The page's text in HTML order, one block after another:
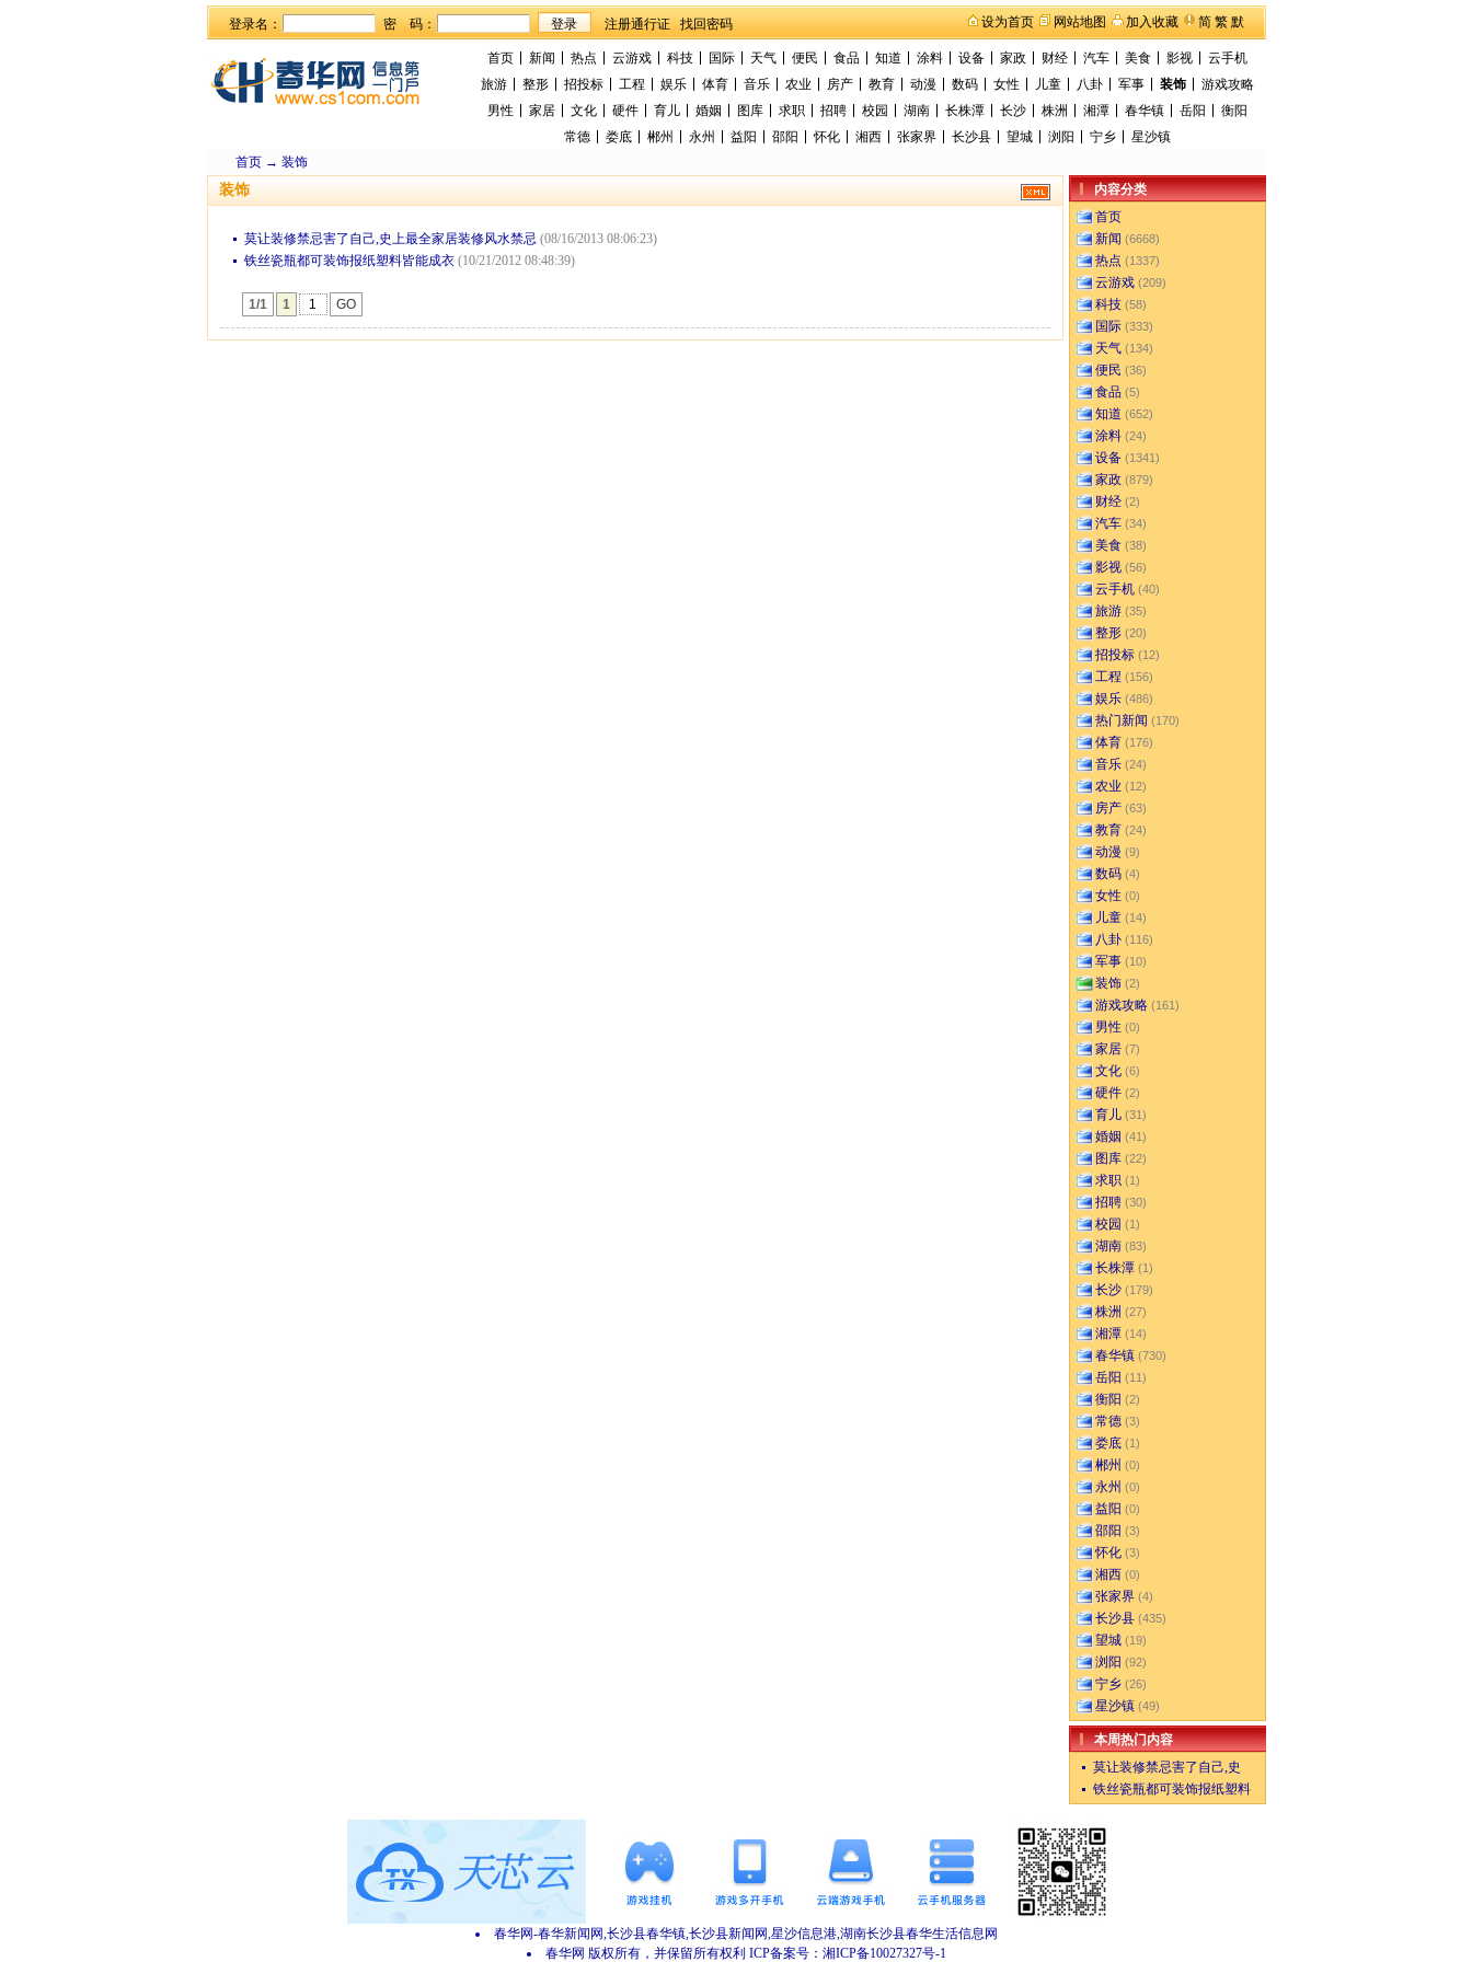
登录名： 密 码： 找回密码 设为首页 网站地图 加入收藏 简 繁 默
首页 新闻 热点 云游戏 科技 国际 天气 便民 食品 知道 涂料 设备 家政 财经 汽车 美食 影视
云手机
旅游
整形 招投标 工程 娱乐 体育 音乐 农业 房产 教育 动漫 数码 女性 儿童 八卦 军事 装饰
游戏攻略
男性
家居 文化 硬件 育儿 婚姻 图库 求职 招聘 校园 湖南 长株潭 长沙 株洲 湘潭 春华镇 岳阳
衡阳
常德
娄底 郴州 永州 益阳 邵阳 怀化 湘西 张家界 长沙县 望城 浏阳 宁乡
星沙镇
首页→ 装饰
装饰
莫让装修禁忌害了自己,史上最全家居装修风水禁忌 (08/16/2013 08:06:23)
铁丝瓷瓶都可装饰报纸塑料皆能成衣 (10/21/2012 08:48:39)
1/1 1 GO
内容分类
首页
新闻 (6668)
热点 (1337)
云游戏 (209)
科技 (58)
国际 (333)
天气 (134)
便民 (36)
食品 (5)
知道 (652)
涂料 (24)
设备 (1341)
家政 (879)
财经 (2)
汽车 (34)
美食 (38)
影视 (56)
云手机 (40)
旅游 (35)
整形 (20)
招投标 (12)
工程 (156)
娱乐 (486)
热门新闻 (170)
体育 (176)
音乐 (24)
农业 (12)
房产 (63)
教育 (24)
动漫 (9)
数码 (4)
女性 (0)
儿童 (14)
八卦 (116)
军事 (10)
装饰 (2)
游戏攻略 (161)
男性 (0)
家居 (7)
文化 (6)
硬件 (2)
育儿 (31)
婚姻 (41)
图库 (22)
求职 (1)
招聘 (30)
校园 (1)
湖南 (83)
长株潭 (1)
长沙 (179)
株洲 (27)
湘潭 (14)
春华镇 (730)
岳阳 (11)
衡阳 (2)
常德 (3)
娄底 (1)
郴州 (0)
永州 (0)
益阳 (0)
邵阳 (3)
怀化 (3)
湘西 (0)
张家界 (4)
长沙县 (435)
望城 (19)
浏阳 (92)
宁乡 (26)
星沙镇 (49)
本周热门内容
莫让装修禁忌害了自己,史
铁丝瓷瓶都可装饰报纸塑料
春华网-春华新闻网,长沙县春华镇,长沙县新闻网,星沙信息港,湖南长沙县春华生活信息网
春华网 版权所有，并保留所有权利 ICP备案号：湘ICP备10027327号-1